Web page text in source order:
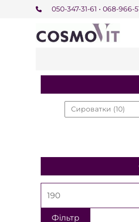
050-347-31-61 • 068-966-
Сироватки (10)
Фільтр